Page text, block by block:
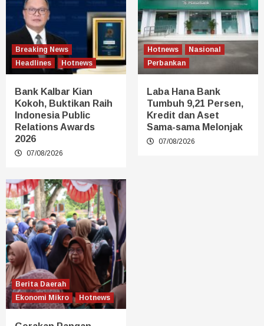
Breaking News
Headlines
Hotnews
Bank Kalbar Kian
Kokoh, Buktikan Raih
Indonesia Public
Relations Awards
2026
07/08/2026
Hotnews
Nasional
Perbankan
Laba Hana Bank
Tumbuh 9,21 Persen,
Kredit dan Aset
Sama-sama Melonjak
07/08/2026
Berita Daerah
Ekonomi Mikro
Hotnews